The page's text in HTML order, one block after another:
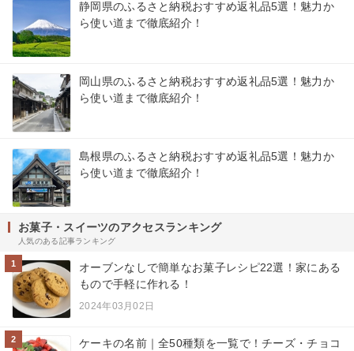
静岡県のふるさと納税おすすめ返礼品5選！魅力か
ら使い道まで徹底紹介！
岡山県のふるさと納税おすすめ返礼品5選！魅力か
ら使い道まで徹底紹介！
島根県のふるさと納税おすすめ返礼品5選！魅力か
ら使い道まで徹底紹介！
お菓子・スイーツのアクセスランキング
人気のある記事ランキング
1
オーブンなしで簡単なお菓子レシピ22選！家にある
もので手軽に作れる！
2024年03月02日
2
ケーキの名前｜全50種類を一覧で！チーズ・チョコ